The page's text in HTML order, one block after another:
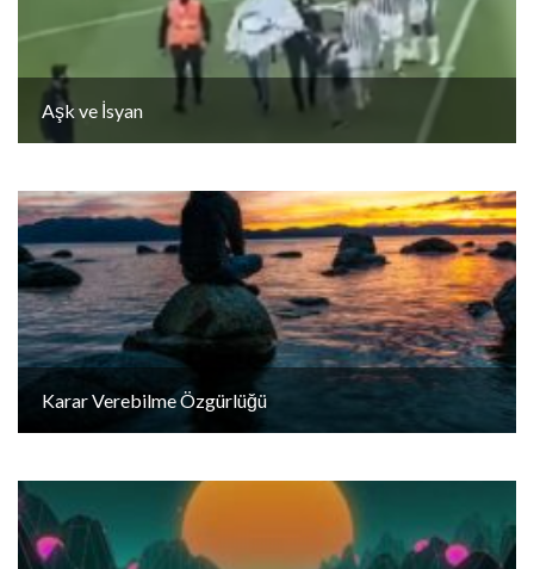
Aşk ve İsyan
Karar Verebilme Özgürlüğü